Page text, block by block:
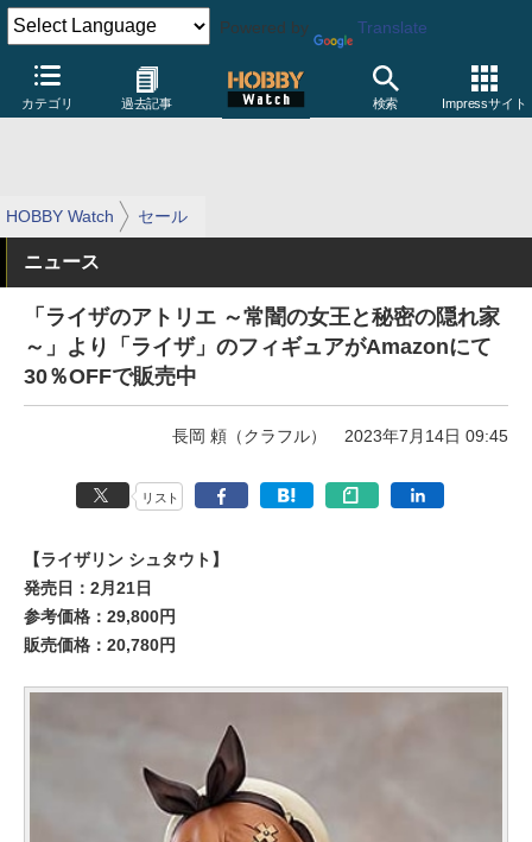
Powered by Translate
カテゴリ 過去記事 検索 Impressサイト
HOBBY Watch セール
ニュース
「ライザのアトリエ ～常闇の女王と秘密の隠れ家
～」より「ライザ」のフィギュアがAmazonにて
30％OFFで販売中
長岡 頼（クラフル） 2023年7月14日 09:45
リスト
【ライザリン シュタウト】
発売日：2月21日
参考価格：29,800円
販売価格：20,780円